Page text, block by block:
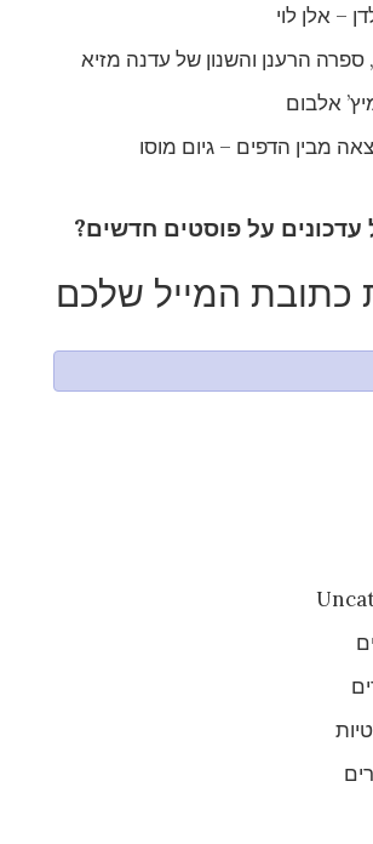
– אלן לוי
הרענן והשנון של עדנה מזיא
אלבום
מבין הדפים – גיום מוסו
עדכונים על פוסטים חדשים
כתובת המייל שלכם